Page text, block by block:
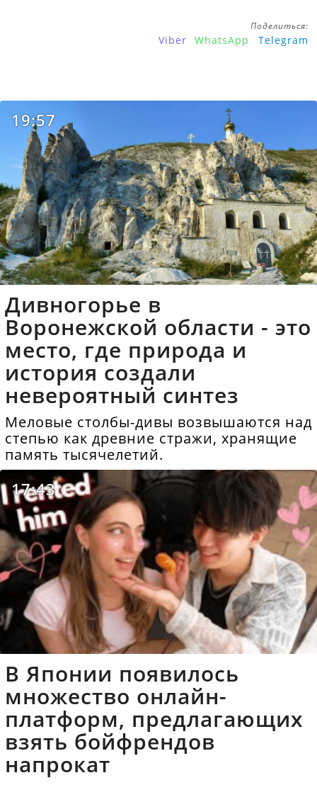
Поделиться:
Viber WhatsApp Telegram
19:57
Дивногорье в
Воронежской области - это
место, где природа и
история создали
невероятный синтез
Меловые столбы-дивы возвышаются над
степью как древние стражи, хранящие
память тысячелетий.
17:43
В Японии появилось
множество онлайн-
платформ, предлагающих
взять бойфрендов
напрокат